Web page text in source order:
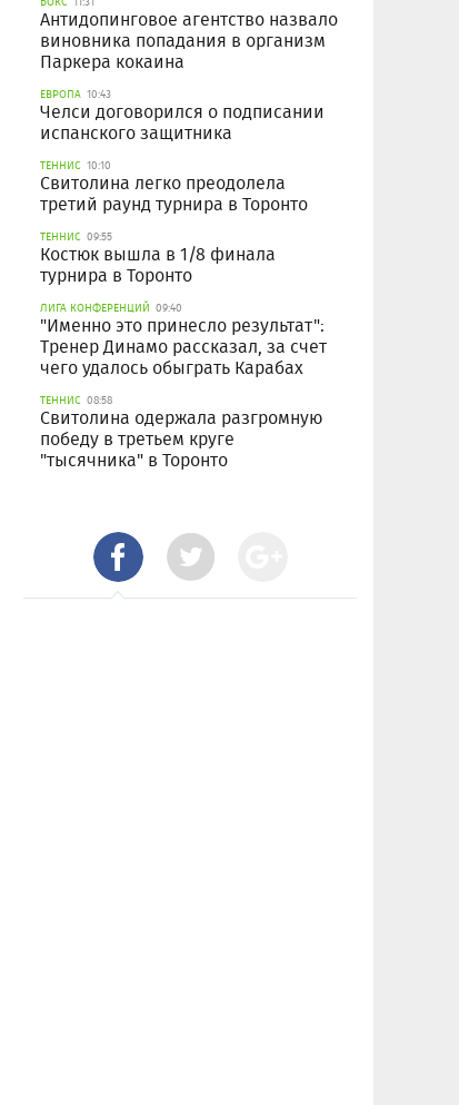
Антидопинговое агентство назвало
виновника попадания в организм
Паркера кокаина
ЕВРОПА 10:43
Челси договорился о подписании
испанского защитника
ТЕННИС 10:10
Свитолина легко преодолела
третий раунд турнира в Торонто
ТЕННИС 09:55
Костюк вышла в 1/8 финала
турнира в Торонто
ЛИГА КОНФЕРЕНЦИЙ 09:40
"Именно это принесло результат":
Тренер Динамо рассказал, за счет
чего удалось обыграть Карабах
ТЕННИС 08:58
Свитолина одержала разгромную
победу в третьем круге
"тысячника" в Торонто